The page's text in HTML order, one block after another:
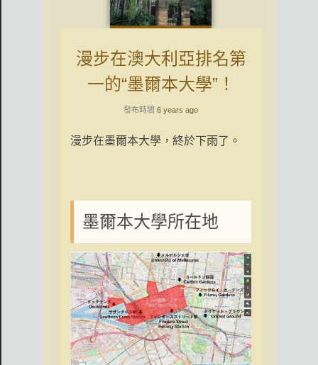
漫步在澳大利亞排名第
一的“墨爾本大學”！
發布時間 6 years ago
漫步在墨爾本大學，終於下雨了。
墨爾本大學所在地